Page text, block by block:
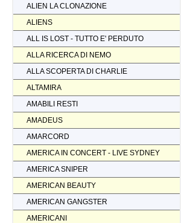
ALIEN LA CLONAZIONE
ALIENS
ALL IS LOST - TUTTO E' PERDUTO
ALLA RICERCA DI NEMO
ALLA SCOPERTA DI CHARLIE
ALTAMIRA
AMABILI RESTI
AMADEUS
AMARCORD
AMERICA IN CONCERT - LIVE SYDNEY
AMERICA SNIPER
AMERICAN BEAUTY
AMERICAN GANGSTER
AMERICANI